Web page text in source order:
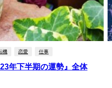
機 恋愛 仕事
年下半期の運勢』全体